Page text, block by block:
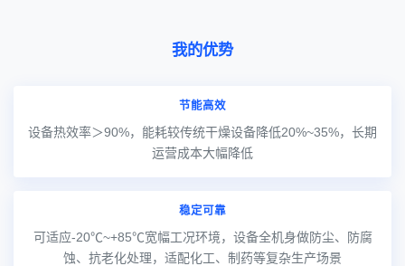
我的优势
节能高效
设备热效率＞90%，能耗较传统干燥设备降低20%~35%，长期
运营成本大幅降低
稳定可靠
可适应-20℃~+85℃宽幅工况环境，设备全机身做防尘、防腐
蚀、抗老化处理，适配化工、制药等复杂生产场景